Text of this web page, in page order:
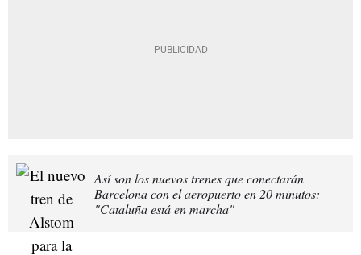
Así son los nuevos trenes que conectarán
Barcelona con el aeropuerto en 20 minutos:
"Cataluña está en marcha"